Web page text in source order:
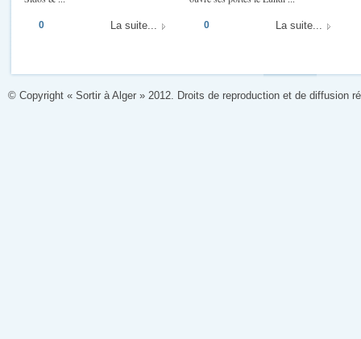
0 La suite... 0 La suite...
© Copyright « Sortir à Alger » 2012. Droits de reproduction et de diffusion